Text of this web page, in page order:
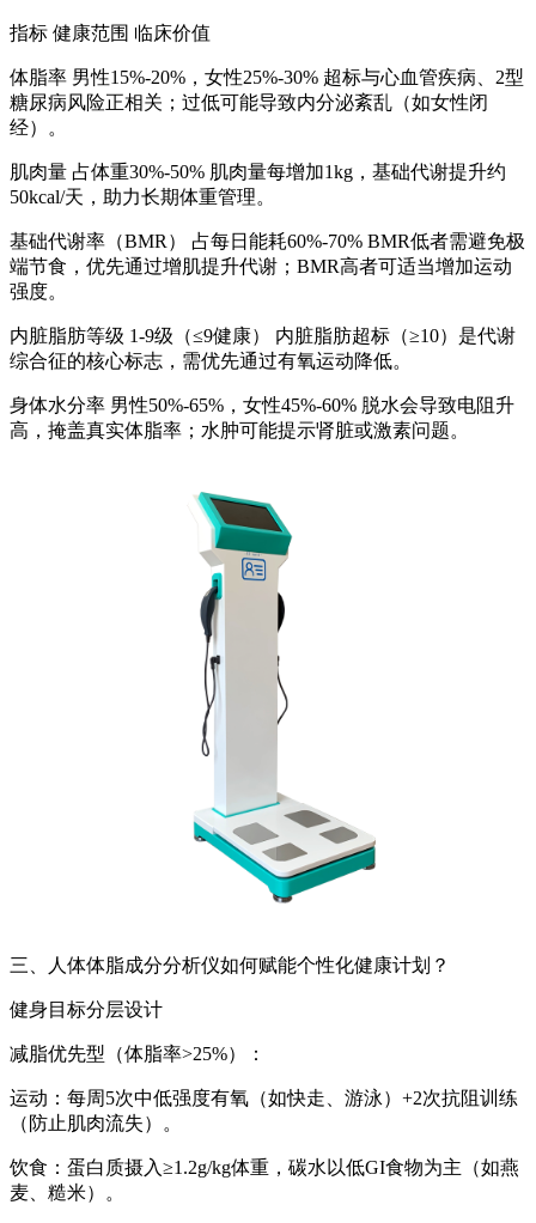
指标 健康范围 临床价值
体脂率 男性15%-20%，女性25%-30% 超标与心血管疾病、2型
糖尿病风险正相关；过低可能导致内分泌紊乱（如女性闭
经）。
肌肉量 占体重30%-50% 肌肉量每增加1kg，基础代谢提升约
50kcal/天，助力长期体重管理。
基础代谢率（BMR） 占每日能耗60%-70% BMR低者需避免极
端节食，优先通过增肌提升代谢；BMR高者可适当增加运动
强度。
内脏脂肪等级 1-9级（≤9健康） 内脏脂肪超标（≥10）是代谢
综合征的核心标志，需优先通过有氧运动降低。
身体水分率 男性50%-65%，女性45%-60% 脱水会导致电阻升
高，掩盖真实体脂率；水肿可能提示肾脏或激素问题。
三、 人体体脂成分分析仪如何赋能个性化健康计划？
健身目标分层设计
减脂优先型（体脂率>25%）：
运动：每周5次中低强度有氧（如快走、游泳）+2次抗阻训练
（防止肌肉流失）。
饮食：蛋白质摄入≥1.2g/kg体重，碳水以低GI食物为主（如燕
麦、糙米）。